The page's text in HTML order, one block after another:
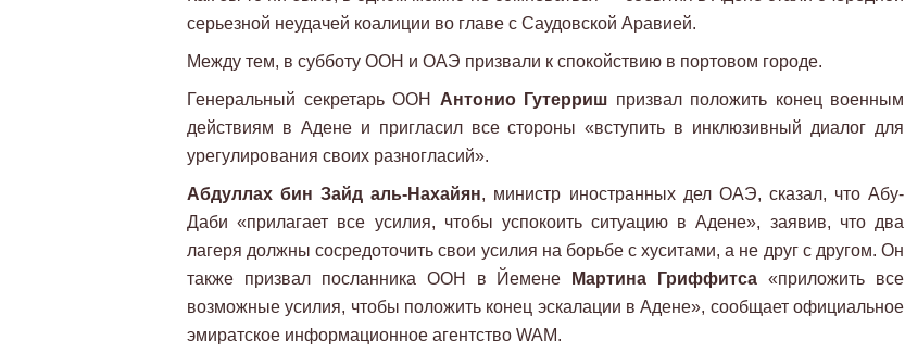
серьезной неудачей коалиции во главе с Саудовской Аравией.
Между тем, в субботу ООН и ОАЭ призвали к спокойствию в портовом городе.
Генеральный секретарь ООН Антонио Гутерриш призвал положить конец военным
действиям в Адене и пригласил все стороны «вступить в инклюзивный диалог для
урегулирования своих разногласий».
Абдуллах бин Зайд аль-Нахайян, министр иностранных дел ОАЭ, сказал, что Абу-
Даби «прилагает все усилия, чтобы успокоить ситуацию в Адене», заявив, что два
лагеря должны сосредоточить свои усилия на борьбе с хуситами, а не друг с другом. Он
также призвал посланника ООН в Йемене
Мартина Гриффитса «приложить все
возможные усилия, чтобы положить конец эскалации в Адене», сообщает официальное
эмиратское информационное агентство WAM.